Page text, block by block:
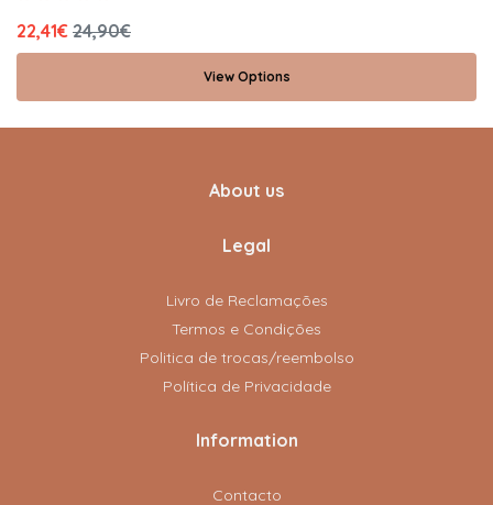
22,41€ 24,90€
View Options
About us
Legal
Livro de Reclamações
Termos e Condições
Politica de trocas/reembolso
Política de Privacidade
Information
Contacto